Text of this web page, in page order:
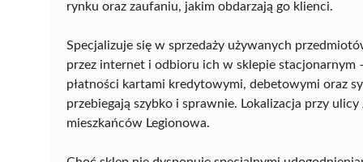
rynku oraz zaufaniu, jakim obdarzają go klienci.
Specjalizuje się w sprzedaży używanych
przez internet i odbioru ich w sklepie stacjonarnym
płatności kartami kredytowymi, debetowymi oraz
przebiegają szybko i sprawnie. Lokalizacja przy
mieszkańców Legionowa.